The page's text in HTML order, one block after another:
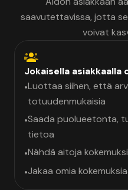
saavutettavissa, jotta
voivat
Jokaisella asiakkaalla
•Luottaa siihen, että
totuudenmukaisia
•Saada puolueetonta,
tietoa
•Nähdä aitoja
•Jakaa omia